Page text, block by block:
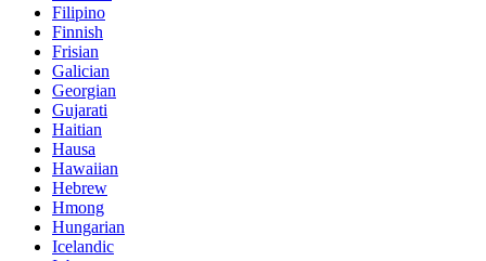
Filipino
Finnish
Frisian
Galician
Georgian
Gujarati
Haitian
Hausa
Hawaiian
Hebrew
Hmong
Hungarian
Icelandic